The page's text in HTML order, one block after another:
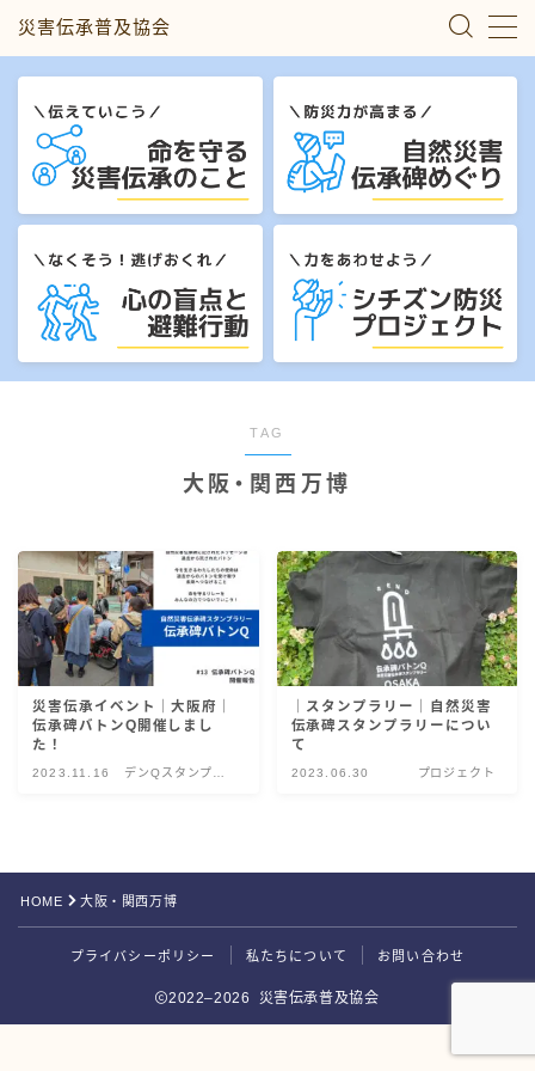
災害伝承普及協会
MENU
災害伝承のこと
自然災害伝承碑めぐり
心の盲点と避難行動
シチズン防災プロジェクト
災害伝承検定
TAG
大阪・関西万博
災害伝承イベント｜大阪府｜
伝承碑バトンQ開催しまし
た！
2023.11.16
デンQスタンプラ
｜スタンプラリー｜自然災害
伝承碑スタンプラリーについ
て
2023.06.30 プロジェクト
HOME 大阪・関西万博
プライバシーポリシー 私たちについて お問い合わせ
2022–2026 災害伝承普及協会